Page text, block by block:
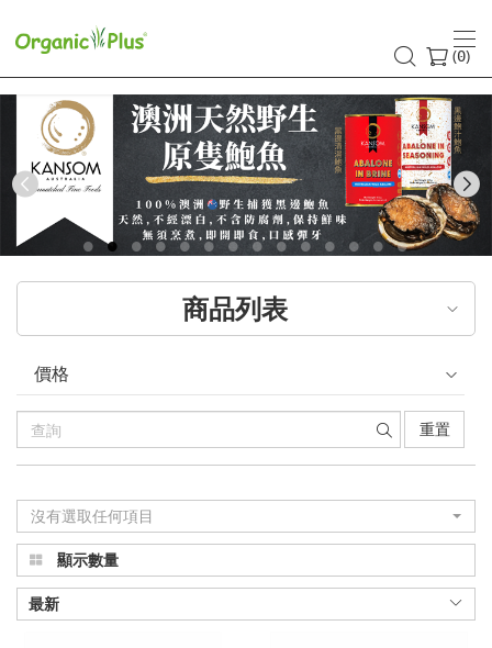
香
港
有
機
食
品
店
嚴
選
歐
美
產
品
真
正
(0)
Previous
商品列表
價格
重置
沒有選取任何項目
顯示數量
最新